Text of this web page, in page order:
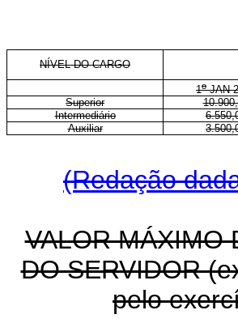
NÍVEL DO CARGO
1oJAN
Superior
Intermediário
Auxiliar
(Redação
VALOR MÁXIMO
DO SERVIDOR
pelo